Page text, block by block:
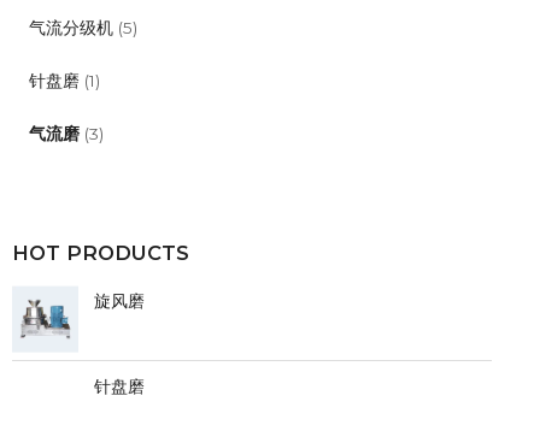
气流分级机 (5)
针盘磨 (1)
气流磨 (3)
HOT PRODUCTS
旋风磨
针盘磨